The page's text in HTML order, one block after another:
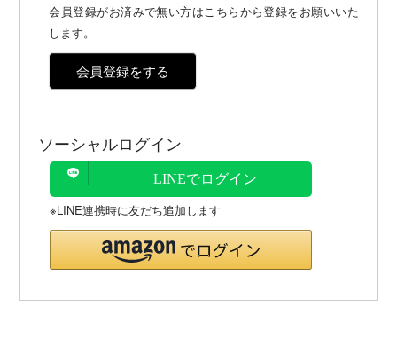
会員登録がお済みで無い方はこちらから登録をお願いいた
します。
会員登録をする
ソーシャルログイン
LINEでログイン
※LINE連携時に友だち追加します